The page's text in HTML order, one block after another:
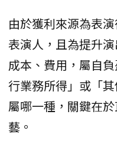
由於獲利來源為表
表演人，且為提升
成本、費用，屬自
行業務所得」或「
屬哪一種，關鍵在
藝。